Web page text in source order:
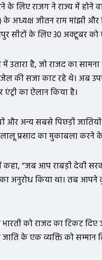
के लिए राजग ने राज्य में होने
के अध्यक्ष जीतन राम मांझी
सीटों के लिए 30 अक्टूबर
उतारा है, जो राजद का
जेल की सजा काट रहे थे। अब
का ऐलान किया है।
और अन्य सबसे पिछड़ी
लालू प्रसाद का मुकाबला
कहा, “जब आप राबड़ी देवी
किया था। तब आपने
को राजद का टिकट
के एक व्यक्ति को सम्मान